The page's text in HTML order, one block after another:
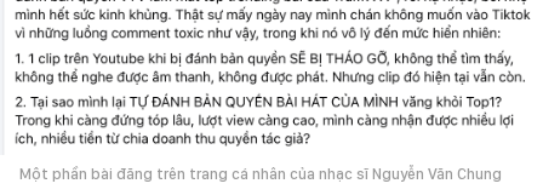
Một phần bài đăng trên trang cá nhân của nhạc sĩ Nguyễn Văn Chung